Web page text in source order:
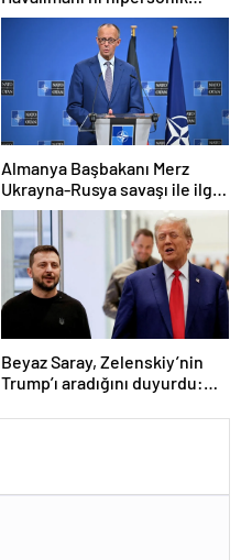
füzeyle hedef aldık
Almanya Başbakanı Merz
Ukrayna-Rusya savaşı ile ilgili
konuştu: “Top Moskova’nın
sahasında”
Beyaz Saray, Zelenskiy’nin
Trump’ı aradığını duyurdu:
oldu”